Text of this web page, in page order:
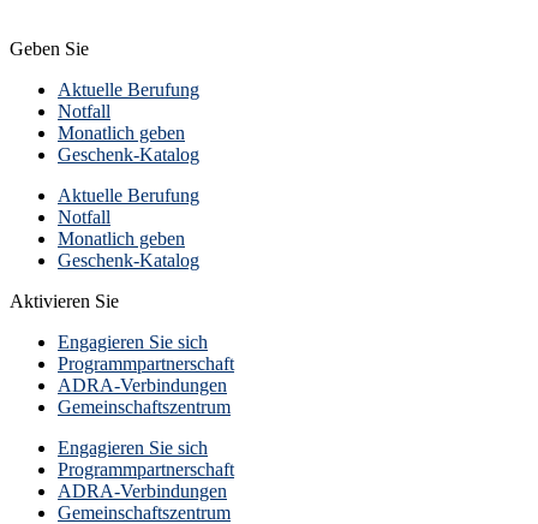
Geben Sie
Aktuelle Berufung
Notfall
Monatlich geben
Geschenk-Katalog
Aktuelle Berufung
Notfall
Monatlich geben
Geschenk-Katalog
Aktivieren Sie
Engagieren Sie sich
Programmpartnerschaft
ADRA-Verbindungen
Gemeinschaftszentrum
Engagieren Sie sich
Programmpartnerschaft
ADRA-Verbindungen
Gemeinschaftszentrum